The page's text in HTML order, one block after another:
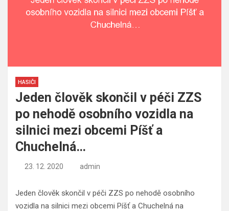
HASIČI
Jeden člověk skončil v péči ZZS
po nehodě osobního vozidla na
silnici mezi obcemi Píšť a
Chuchelná…
23. 12. 2020 admin
Jeden člověk skončil v péči ZZS po nehodě osobního
vozidla na silnici mezi obcemi Píšť a Chuchelná na